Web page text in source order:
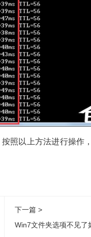
以上方法进行操作
下一篇 >
Win7文件夹选项不见了